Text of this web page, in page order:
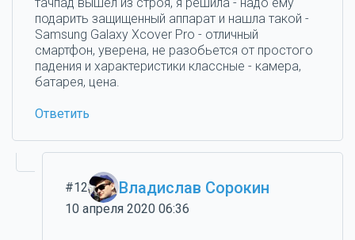
подарить защищенный аппарат и нашла такой -
Samsung Galaxy Xcover Pro - отличный
смартфон, уверена, не разобьется от простого
падения и характеристики классные - камера,
батарея, цена.
Ответить
#12 Владислав Сорокин
10 апреля 2020 06:36